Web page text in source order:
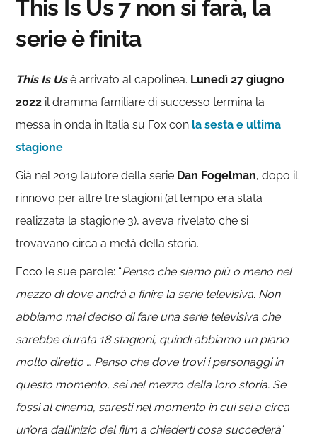
This Is Us 7 non si farà, la
serie è finita
This Is Us è arrivato al capolinea. Lunedì 27 giugno
2022 il dramma familiare di successo termina la
messa in onda in Italia su Fox con la sesta e ultima
stagione.
Già nel 2019 l’autore della serie Dan Fogelman, dopo il
rinnovo per altre tre stagioni (al tempo era stata
realizzata la stagione 3), aveva rivelato che si
trovavano circa a metà della storia.
Ecco le sue parole: “Penso che siamo più o meno nel
mezzo di dove andrà a finire la serie televisiva. Non
abbiamo mai deciso di fare una serie televisiva che
sarebbe durata 18 stagioni, quindi abbiamo un piano
molto diretto … Penso che dove trovi i personaggi in
questo momento, sei nel mezzo della loro storia. Se
fossi al cinema, saresti nel momento in cui sei a circa
un’ora dall’inizio del film a chiederti cosa succederà“.